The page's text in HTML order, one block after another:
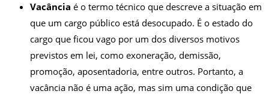
Vacância é o termo técnico que descreve a situação em
que um cargo público está desocupado. É o estado do
cargo que ficou vago por um dos diversos motivos
previstos em lei, como exoneração, demissão,
promoção, aposentadoria, entre outros. Portanto, a
vacância não é uma ação, mas sim uma condição que